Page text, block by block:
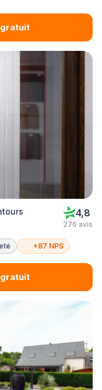
4,8
276 avis
+87 NPS